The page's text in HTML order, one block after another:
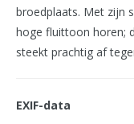
broedplaats. Met zijn
hoge fluittoon horen;
steekt prachtig af
EXIF-data